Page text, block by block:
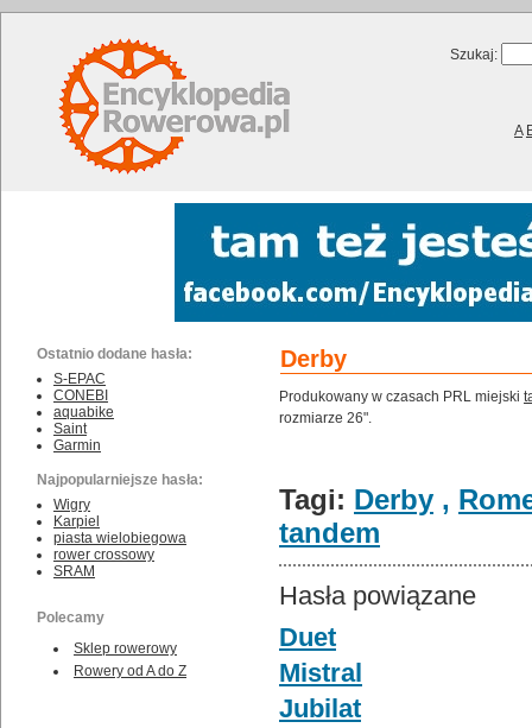
Szukaj:
A
Ostatnio dodane hasła:
S-EPAC
CONEBI
aquabike
Saint
Garmin
Najpopularniejsze hasła:
Wigry
Karpiel
piasta wielobiegowa
rower crossowy
SRAM
Polecamy
Sklep rowerowy
Rowery od A do Z
Derby
Produkowany w czasach PRL miejski
rozmiarze 26".
Tagi: Derby ,
tandem
Hasła powiązane
Duet
Mistral
Jubilat